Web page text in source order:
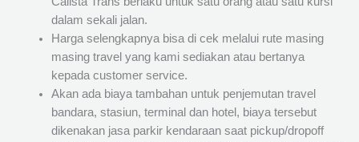
dalam sekali jalan.
Harga selengkapnya bisa di cek melalui rute masing
masing travel yang kami sediakan atau bertanya
kepada customer service.
Akan ada biaya tambahan untuk penjemutan travel
bandara, stasiun, terminal dan hotel, biaya tersebut
dikenakan jasa parkir kendaraan saat pickup/dropoff